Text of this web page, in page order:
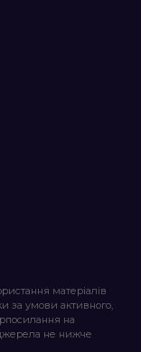
матеріалів
за умови активного,
на
не нижче